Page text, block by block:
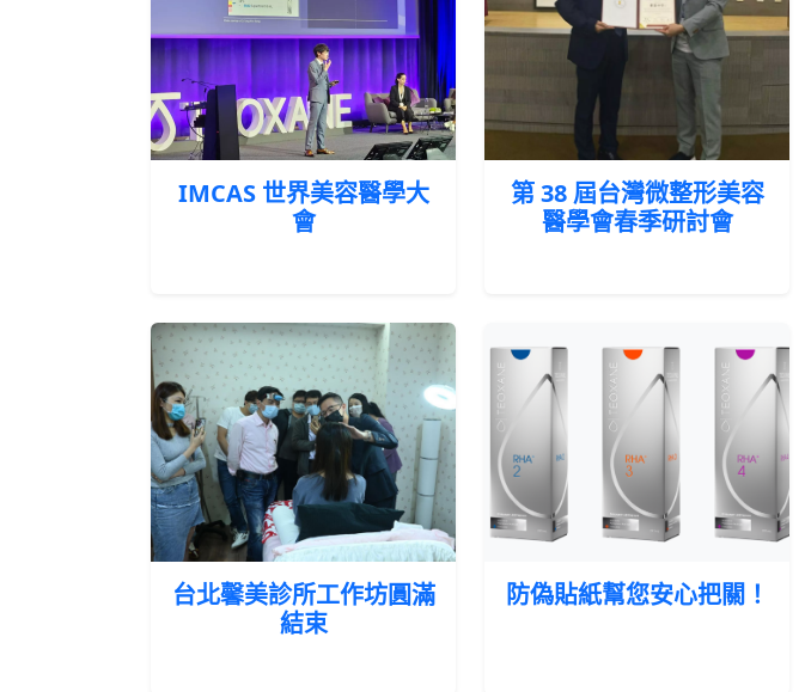
IMCAS 世界美容醫學大
會
第 38 屆台灣微整形美容
醫學會春季研討會
台北馨美診所工作坊圓滿
結束
防偽貼紙幫您安心把關！